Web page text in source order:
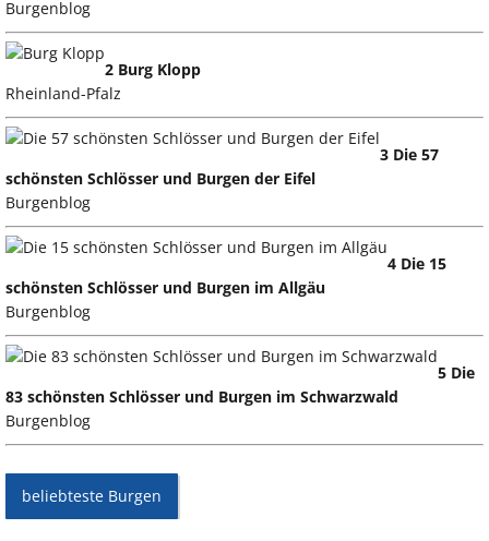
Burgenblog
2 Burg Klopp
Rheinland-Pfalz
3 Die 57
schönsten Schlösser und Burgen der Eifel
Burgenblog
4 Die 15
schönsten Schlösser und Burgen im Allgäu
Burgenblog
5 Die
83 schönsten Schlösser und Burgen im Schwarzwald
Burgenblog
beliebteste Burgen